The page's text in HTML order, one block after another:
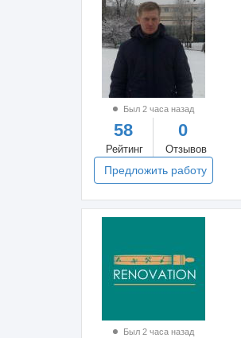
Был 2 часа назад
58
Рейтинг
0
Отзывов
Предложить работу
Был 2 часа назад